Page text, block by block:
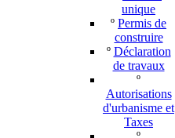
unique
º Permis de
construire
º Déclaration
de travaux
º
Autorisations
d'urbanisme et
Taxes